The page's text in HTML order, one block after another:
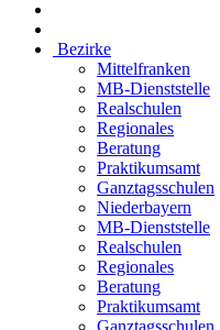
Bezirke
Mittelfranken
MB-Dienststelle
Realschulen
Regionales
Beratung
Praktikumsamt
Ganztagsschulen
Niederbayern
MB-Dienststelle
Realschulen
Regionales
Beratung
Praktikumsamt
Ganztagsschulen